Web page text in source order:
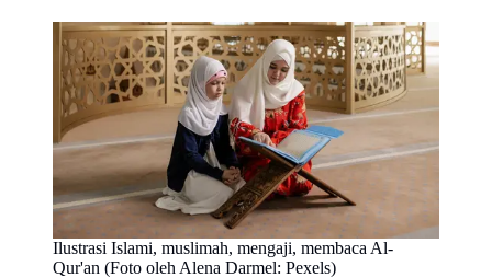
Ilustrasi Islami, muslimah, mengaji, membaca Al-
Qur'an (Foto oleh Alena Darmel: Pexels)